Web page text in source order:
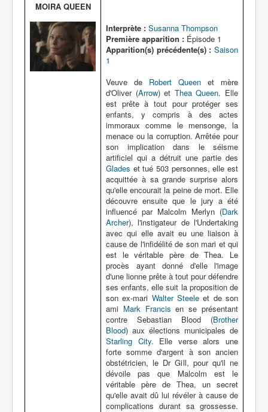
MOIRA QUEEN
Interprète : Susanna Thompson
Première apparition : Épisode 1
Apparition(s) précédente(s) : Saison
1
Veuve de Robert Queen et mère
d'Oliver (Arrow) et Thea Queen. Elle
est prête à tout pour protéger ses
enfants, y compris à des actes
immoraux comme le mensonge, la
menace ou la corruption. Arrêtée pour
son implication dans le séisme
artificiel qui a détruit une partie des
Glades et tué 503 personnes, elle est
acquittée à sa grande surprise alors
qu'elle encourait la peine de mort. Elle
découvre ensuite que le jury a été
influencé par Malcolm Merlyn (Dark
Archer), l'instigateur de l'Undertaking
avec qui elle avait eu une liaison à
cause de l'infidélité de son mari et qui
est le véritable père de Thea. Le
procès ayant donné d'elle l'image
d'une lionne prête à tout pour défendre
ses enfants, elle suit la proposition de
son ex-mari Walter Steele et de son
ami Mark Francis en se présentant
contre Sebastian Blood (Brother
Blood) aux élections municipales de
Starling City. Elle verse alors une
forte somme d'argent à son ancien
obstétricien, le Dr Gill, pour qu'il ne
dévoile pas que Malcolm est le
véritable père de Thea, un secret
qu'elle avait dû lui révéler à cause de
complications durant sa grossesse.